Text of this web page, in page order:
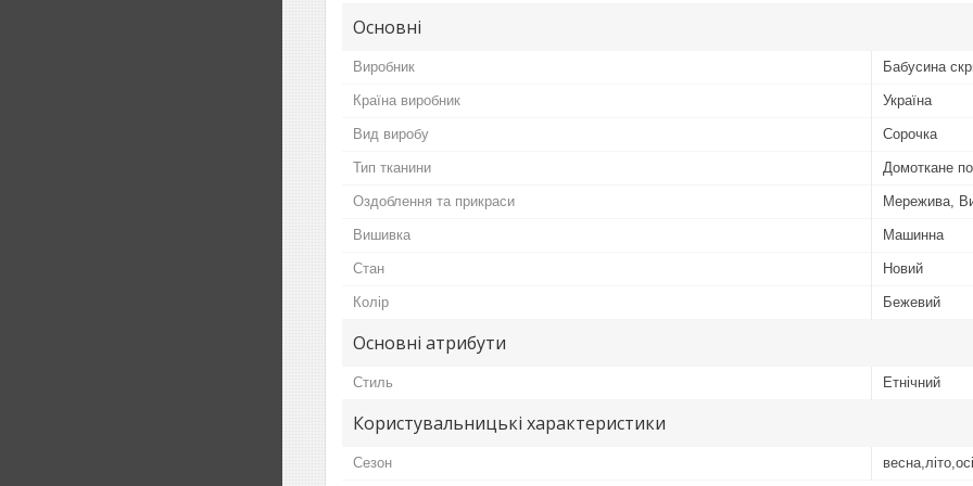
Основні
Виробник Бабусина
Країна виробник Україна
Вид виробу Сорочка
Тип тканини Домоткане
Оздоблення та прикраси Мережива,
Вишивка Машинна
Стан Новий
Колір Бежевий
Основні атрибути
Стиль Етнічний
Користувальницькі характеристики
Сезон